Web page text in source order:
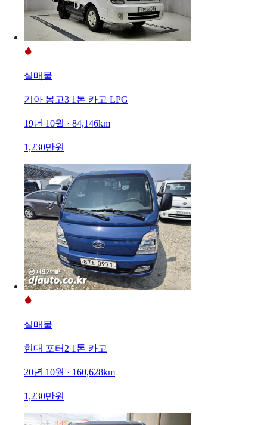
실매물
기아 봉고3 1톤 카고 LPG
19년 10월 · 84,146km
1,230만원
실매물
현대 포터2 1톤 카고
20년 10월 · 160,628km
1,230만원